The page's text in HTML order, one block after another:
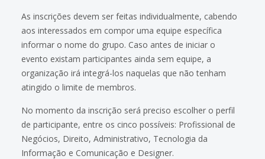
As inscrições devem ser feitas individualmente, cabendo
aos interessados em compor uma equipe específica
informar o nome do grupo. Caso antes de iniciar o
evento existam participantes ainda sem equipe, a
organização irá integrá-los naquelas que não tenham
atingido o limite de membros.
No momento da inscrição será preciso escolher o perfil
de participante, entre os cinco possíveis: Profissional de
Negócios, Direito, Administrativo, Tecnologia da
Informação e Comunicação e Designer.